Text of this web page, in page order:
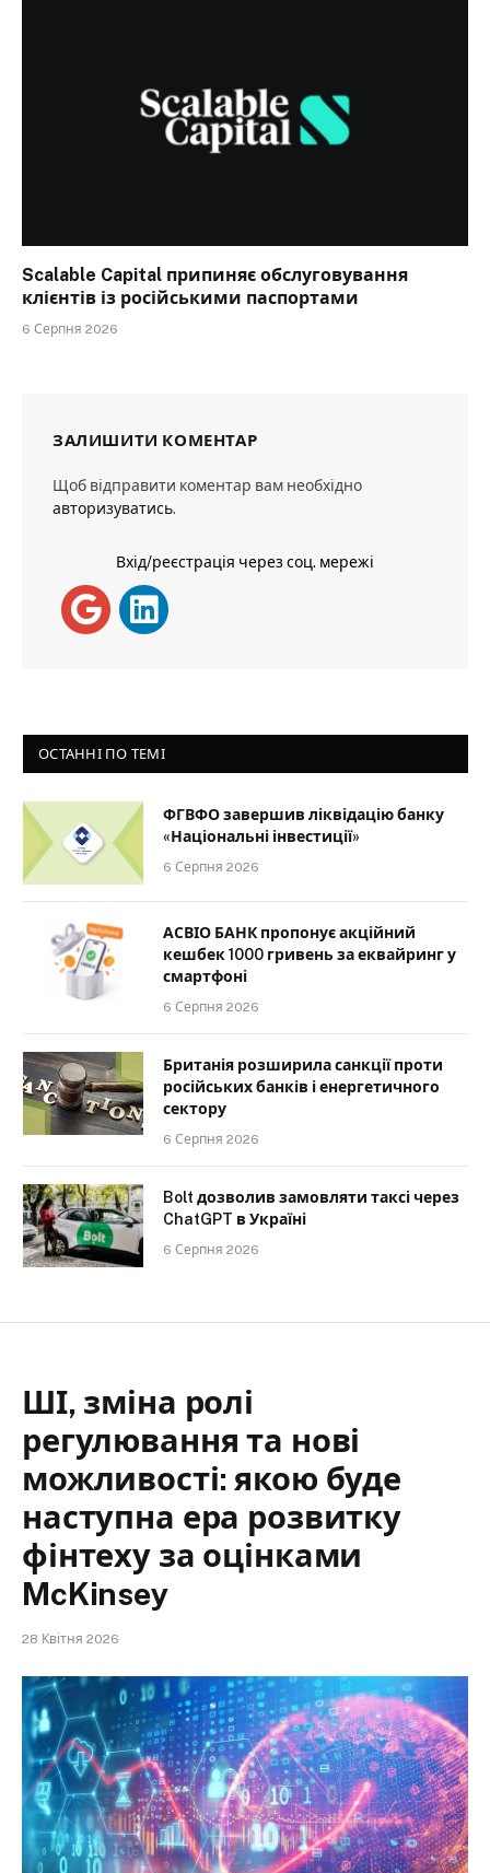
Scalable Capital припиняє обслуговування
клієнтів із російськими паспортами
6 Серпня 2026
ЗАЛИШИТИ КОМЕНТАР
Щоб відправити коментар вам необхідно
авторизуватись.
Вхід/реєстрація через соц. мережі
ОСТАННІ ПО ТЕМІ
ФГВФО завершив ліквідацію банку
«Національні інвестиції»
6 Серпня 2026
АСВІО БАНК пропонує акційний
кешбек 1000 гривень за еквайринг у
смартфоні
6 Серпня 2026
Британія розширила санкції проти
російських банків і енергетичного
сектору
6 Серпня 2026
Bolt дозволив замовляти таксі через
ChatGPT в Україні
6 Серпня 2026
ШІ, зміна ролі
регулювання та нові
можливості: якою буде
наступна ера розвитку
фінтеху за оцінками
McKinsey
28 Квітня 2026